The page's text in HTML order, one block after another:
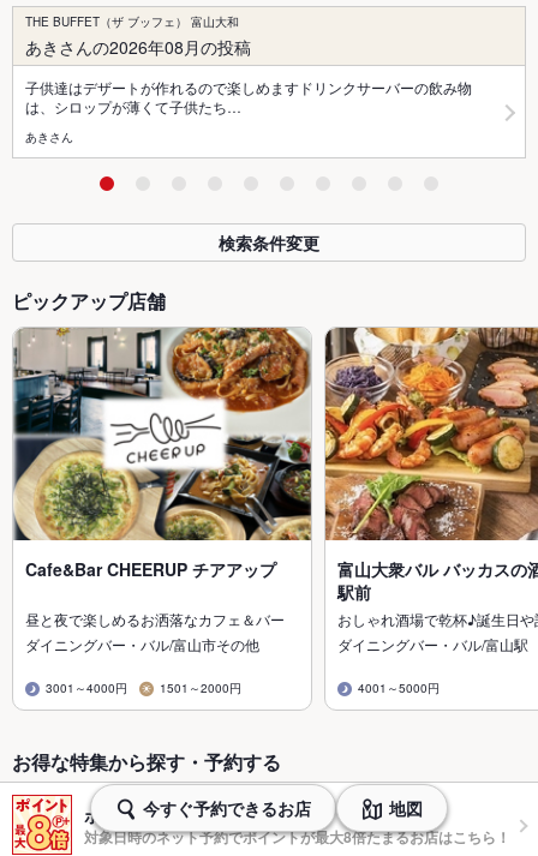
THE BUFFET（ザ ブッフェ） 富山大和
あきさんの2026年08月の投稿
子供達はデザートが作れるので楽しめますドリンクサーバーの飲み物
は、シロップが薄くて子供たち…
あきさん
検索条件変更
ピックアップ店舗
Cafe&Bar CHEERUP チアアップ
昼と夜で楽しめるお洒落なカフェ＆バー
ダイニングバー・バル/富山市その他
3001～4000円 1501～2000円
富山大衆バル バッカスの
駅前
おしゃれ酒場で乾杯♪誕生日
ダイニングバー・バル/富山駅
4001～5000円
お得な特集から探す・予約する
ポイントプラスで最大8倍
対象日時のネット予約でポイントが最大8倍たまるお店はこちら！
今すぐ予約できるお店 地図